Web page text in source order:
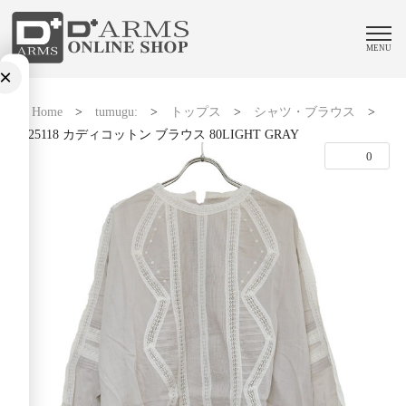
MENU
Home> tumugu: > トップス > シャツ・ブラウス >
TB25118 カディコットン ブラウス 80LIGHT GRAY
0
×